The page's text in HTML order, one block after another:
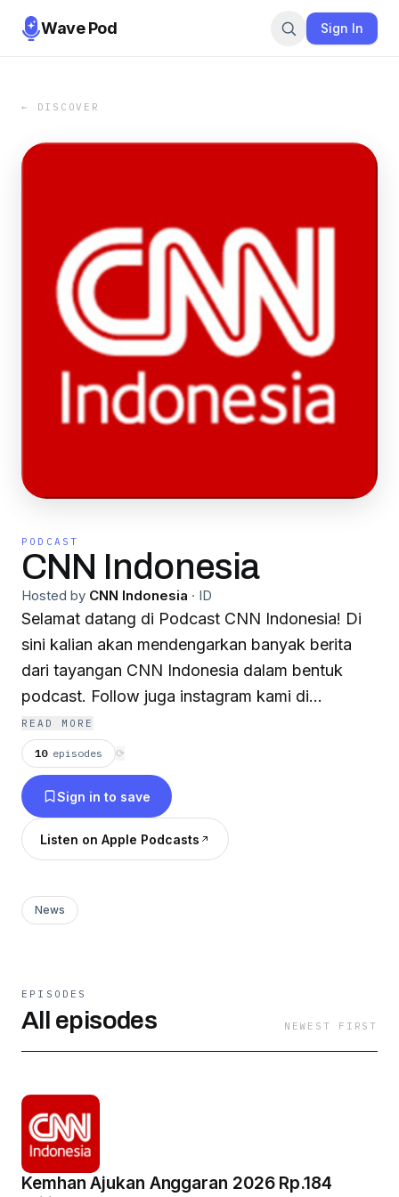
Wave Pod Sign In
← DISCOVER
PODCAST
CNN Indonesia
Hosted by CNN Indonesia · ID
Selamat datang di Podcast CNN Indonesia! Di
sini kalian akan mendengarkan banyak berita
dari tayangan CNN Indonesia dalam bentuk
podcast. Follow juga instagram kami di
@cnnindonesia dan @cnnindonesiatv untuk
update berita terbaru setiap harinya.
READ MORE
10 episodes ⟳
Sign in to save
Listen on Apple Podcasts
News
EPISODES
All episodes NEWEST FIRST
Kemhan Ajukan Anggaran 2026 Rp.184